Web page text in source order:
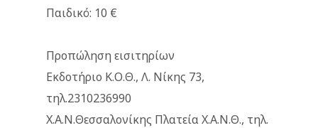
Παιδικό: 10 €
Προπώληση εισιτηρίων
Εκδοτήριο Κ.Ο.Θ., Λ. Νίκης 73,
τηλ.2310236990
Χ.Α.Ν.Θεσσαλονίκης Πλατεία Χ.Α.Ν.Θ., τηλ.